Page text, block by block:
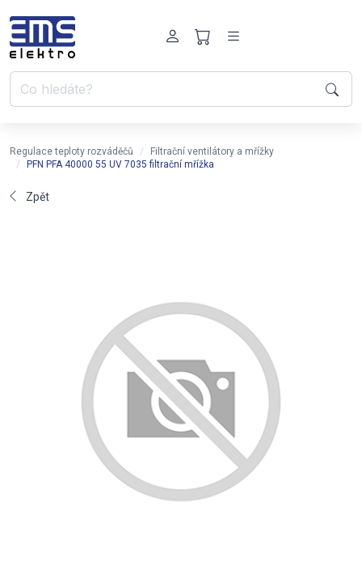
Regulace teploty rozváděčů
Filtrační ventilátory a mřížky
PFN PFA 40000 55 UV 7035 filtrační mřížka
Zpět